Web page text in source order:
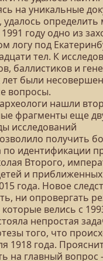
на уникальные
удалось определить
году одно из
логу под
тел. К
баллистиков и
лет были
вопросы.
нашли
фрагменты еще
исследований
получить
идентификации
Второго,
и
года. Новое
ни опровергать
велись с
непростая
того, что
1918 года.
на главный вопрос